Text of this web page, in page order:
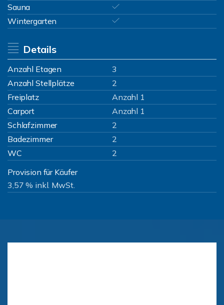
Sauna
Wintergarten
Details
Anzahl Etagen
3
Anzahl Stellplätze
2
Freiplatz
Anzahl 1
Carport
Anzahl 1
Schlafzimmer
2
Badezimmer
2
WC
2
Provision für Käufer
3,57 % inkl. MwSt.